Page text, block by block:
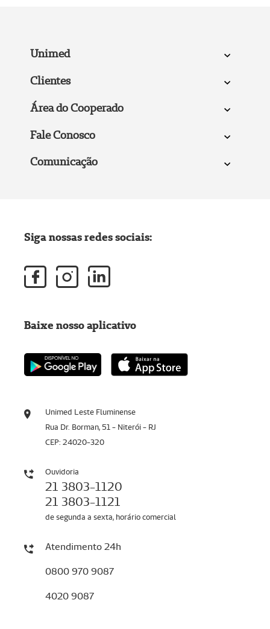
Unimed
Clientes
Área do Cooperado
Fale Conosco
Comunicação
Unimed Leste Fluminense
Rua Dr. Borman, 51 - Niterói - RJ
CEP: 24020-320
Ouvidoria
21 3803-1120
21 3803-1121
de segunda a sexta, horário comercial
Atendimento 24h
0800 970 9087
4020 9087
Siga nossas redes sociais:
Baixe nosso aplicativo